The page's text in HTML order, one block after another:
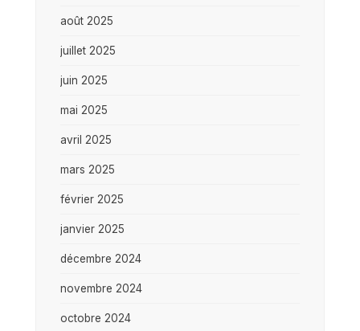
août 2025
juillet 2025
juin 2025
mai 2025
avril 2025
mars 2025
février 2025
janvier 2025
décembre 2024
novembre 2024
octobre 2024